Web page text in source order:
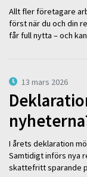
Allt fler företagare
först när du och din
får full nytta – och
13 mars 2026
I årets deklaration
Samtidigt införs nya
skattefritt sparande